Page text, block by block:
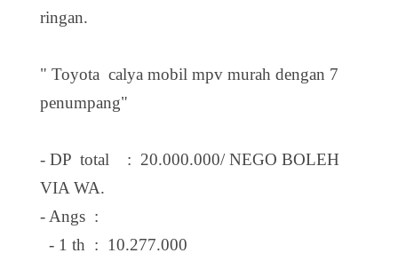
ringan.
" Toyota calya mobil mpv murah dengan 7
penumpang"
- DP total : 20.000.000/ NEGO BOLEH
VIA WA.
- Angs :
- 1 th : 10.277.000